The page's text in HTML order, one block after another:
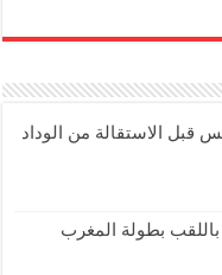
قبل الاستقالة من الوداد
بطولة المغرب